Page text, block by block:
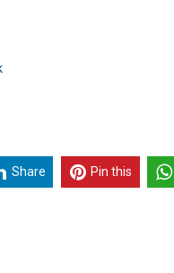
Share Pin this